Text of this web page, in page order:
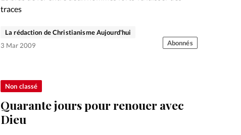
traces
La rédaction de Christianisme Aujourd'hui
3 Mar 2009
Abonnés
Non classé
Quarante jours pour renouer avec
Dieu